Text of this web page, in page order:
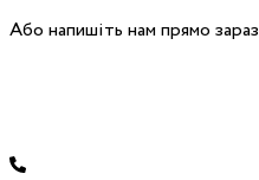
Або напишіть нам прямо зараз